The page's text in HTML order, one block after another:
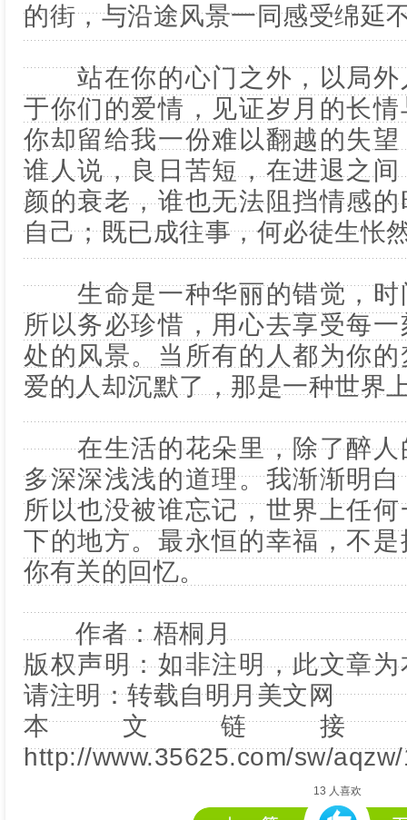
的街，与沿途风景一同感受绵延
站在你的心门之外，以局外
于你们的爱情，见证岁月的长
你却留给我一份难以翻越的失
谁人说，良日苦短，在进退之
颜的衰老，谁也无法阻挡情感
自己；既已成往事，何必徒生怅
生命是一种华丽的错觉，时
所以务必珍惜，用心去享受每
处的风景。当所有的人都为你
爱的人却沉默了，那是一种世界
在生活的花朵里，除了醉人
多深深浅浅的道理。我渐渐明
所以也没被谁忘记，世界上任
下的地方。最永恒的幸福，不
你有关的回忆。
作者：梧桐月
版权声明：如非注明，此文章
请注明：转载自明月美文网
本文链接
http://www.35625.com/sw/
13 人喜欢